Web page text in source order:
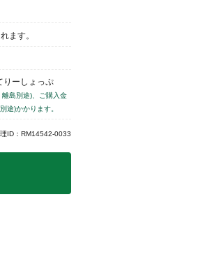
ます。
りーしょっぷ
島別途)、ご購入金
途)かかります。
ID：RM14542-0033